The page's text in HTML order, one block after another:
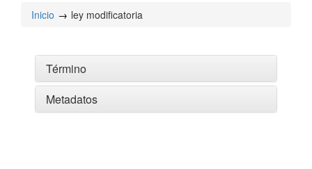
Inicio ley modificatoria
Término
Metadatos